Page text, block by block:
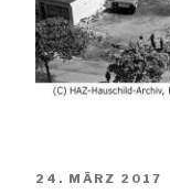
24. MÄRZ 2017